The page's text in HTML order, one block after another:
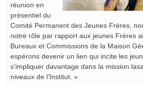
réunion en
présentiel du
Comité Permanent des Jeunes Frères,
notre rôle par rapport aux jeunes Frères
Bureaux et Commissions de la Maison
espérons devenir un lien qui incite les
s’impliquer davantage dans la mission
niveaux de l’Institut. »